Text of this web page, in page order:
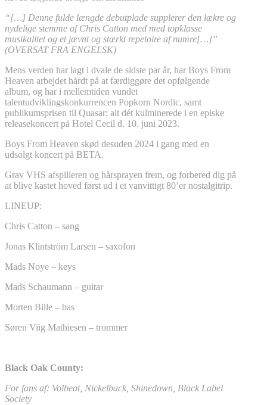
“[…] Denne fulde længde debutplade supplerer den lækre og
nydelige stemme af Chris Catton med med topklasse
musikalitet og et jævnt og stærkt repetoire af numre[…]”
(OVERSAT FRA ENGELSK)
Mens verden har lagt i dvale de sidste par år, har Boys From
Heaven arbejdet hårdt på at færdiggøre det opfølgende
album, og har i mellemtiden vundet
talentudviklingskonkurrencen Popkorn Nordic, samt
publikumsprisen til Quasar; alt dét kulminerede i en episke
releasekoncert på Hotel Cecil d. 10. juni 2023.
Boys From Heaven skød desuden 2024 i gang med en
udsolgt koncert på BETA.
Grav VHS afspilleren og hårsprayen frem, og forbered dig på
at blive kastet hoved først ud i et vanvittigt 80’er nostalgitrip.
LINEUP:
Chris Catton – sang
Jonas Klintström Larsen – saxofon
Mads Noye – keys
Mads Schaumann – guitar
Morten Bille – bas
Søren Viig Mathiesen – trommer
Black Oak County:
For fans af: Volbeat, Nickelback, Shinedown, Black Label
Society